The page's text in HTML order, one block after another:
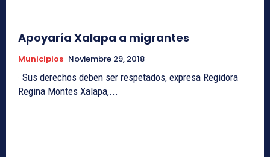
Apoyaría Xalapa a migrantes
Municipios Noviembre 29, 2018
· Sus derechos deben ser respetados, expresa Regidora
Regina Montes Xalapa,...